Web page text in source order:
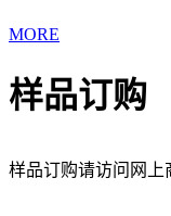
MORE
样品订购
样品订购请访问网上